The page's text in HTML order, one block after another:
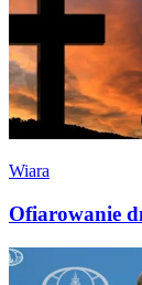
Wiara
Ofiarowanie